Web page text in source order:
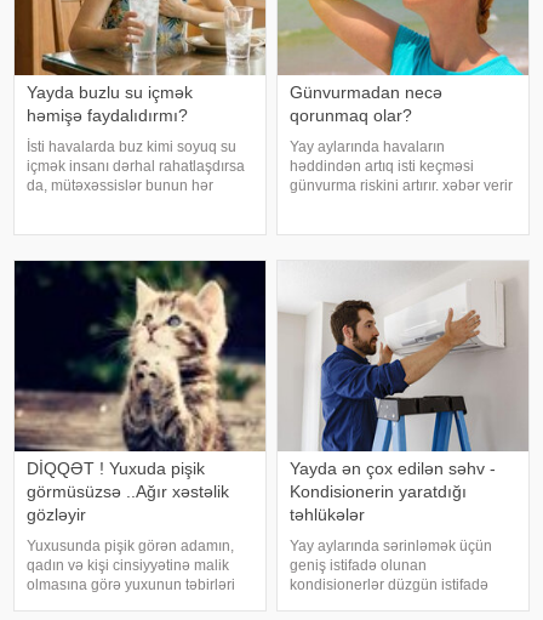
Yayda buzlu su içmək
həmişə faydalıdırmı?
İsti havalarda buz kimi soyuq su
içmək insanı dərhal rahatlaşdırsa
da, mütəxəssislər bunun hər
insanın kifayət qədə
Günvurmadan necə
qorunmaq olar?
Yay aylarında havaların
həddindən artıq isti keçməsi
günvurma riskini artırır. xəbər verir
diqqətli olmalıdırlar.
DİQQƏT ! Yuxuda pişik
görmüsüzsə ..Ağır xəstəlik
gözləyir
Yuxusunda pişik görən adamın,
qadın və kişi cinsiyyətinə malik
olmasına görə yuxunun təbirləri
Yayda ən çox edilən səhv -
Kondisionerin yaratdığı
təhlükələr
Yay aylarında sərinləmək üçün
geniş istifadə olunan
kondisionerlər düzgün istifadə